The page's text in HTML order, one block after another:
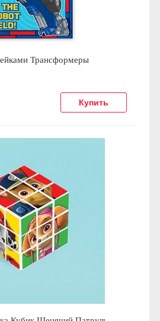
Трансформеры